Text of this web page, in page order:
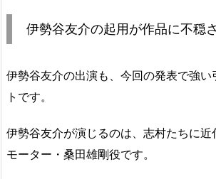
伊勢谷友介の起用が作品に不穏
伊勢谷友介の出演も、今回の発表で強い
トです。
伊勢谷友介が演じるのは、志村たちに近
モーター・桑田雄剛役です。